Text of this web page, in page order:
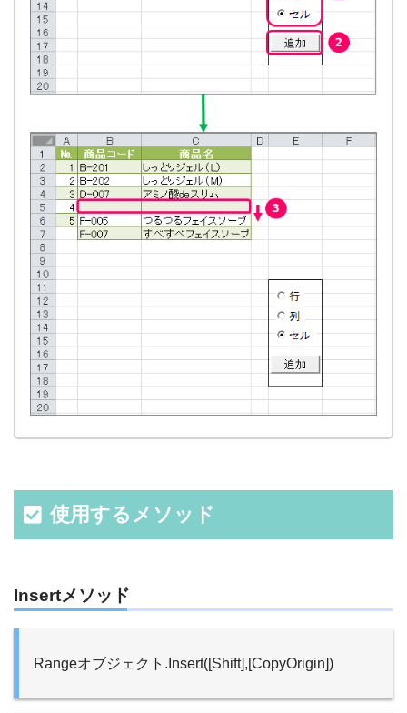
使用するメソッド
Insertメソッド
Rangeオブジェクト.Insert([Shift],[CopyOrigin])